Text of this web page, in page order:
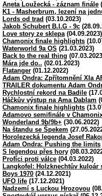
Aneta Loužecká - záznam finále
K1 - Masherbrum, lezení na
Lords od trad (03.10.2023)
Jakob Schubert B.I.G - 9c
Love story ze sklepa(04.09.2023)
Chamonix finale highlights
Waterworld 9a OS (21.03.2023)
Back to the real thing
Mára jde do.. (02.01.2023)
Flatanger (01.12.2022)
Adam Ondra: Zpřítomnění XIa
TRAILER dokumentu Adam
Rychlostní rekord na Badile
Háčkův výstup na Ama Dablam
Chamonix finale highlights
Adamovo semifinále v
Wonderland 9b/9b+ (30.06.2022)
Na štandu se Špekem
Horolezecká legenda Josef
Adam Ondra: Pushing the limits
S legendou přes hory
Profíci proti válce (04.03.2022)
Langkofel: Holzknechtův kuloár
Boys 1970 (24.12.2021)
UFO life (17.12.2021)
Nadzemí s Luckou Hrozovou